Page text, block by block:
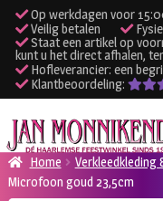
Op werkdagen voor
Veilig betalen
Staat een artikel op
kunt u het direct afhalen,
Hofleverancier: een
Klantbeoordeling:
Ga
door
naar
navigatie
Ga
naar
de
inhoudVerhuur kleding
Home Verkleedkleding
Microfoon goud 23,5cm